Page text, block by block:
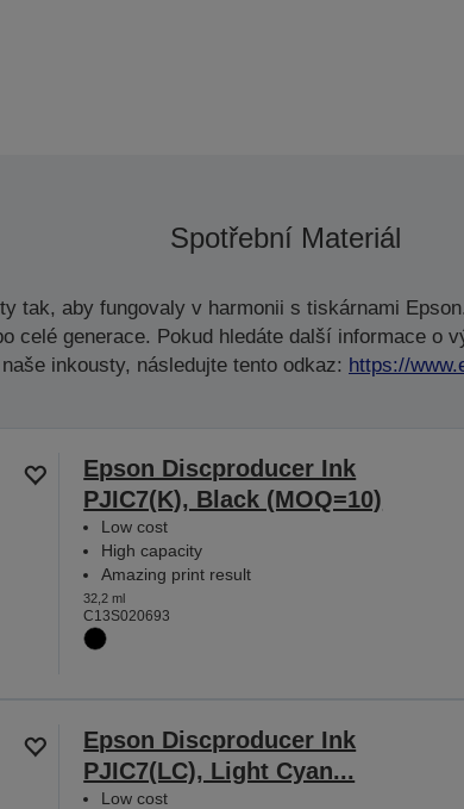
Spotřební Materiál
tak, aby fungovaly v harmonii s tiskárnami
celé generace. Pokud hledáte další informace o
inkousty, následujte tento odkaz: https://
Epson Discproducer Ink
PJIC7(K), Black (MOQ=10)
Low cost
High capacity
Amazing print result
32,2 ml
C13S020693
Epson Discproducer Ink
PJIC7(LC), Light Cyan...
Low cost